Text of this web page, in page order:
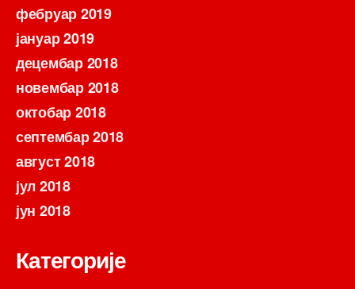
фебруар 2019
јануар 2019
децембар 2018
новембар 2018
октобар 2018
септембар 2018
август 2018
јул 2018
јун 2018
Категорије